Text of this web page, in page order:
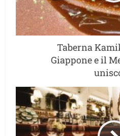
Taberna
Giappone e il